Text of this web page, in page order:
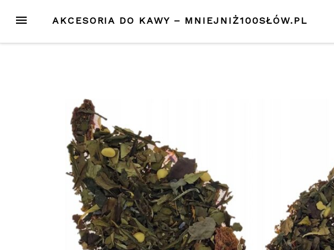
treści
MENU AKCESORIA DO KAWY – MNIEJNIŻ100SŁÓW.PL